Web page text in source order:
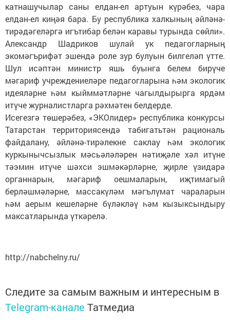
катнашучылар саны елдан-ел артуын күрәбез, чара
елдан-ел киңәя бара. Бу республика халкының әйләнә-
тирәдәгеләргә игътибар белән каравы турында сөйли».
Александр Шадриков шулай ук педагогларның
экомәгърифәт эшендә роле зур булуын билгеләп үтте.
Шул исәптән министр яшь буынга белем бирүче
мәгариф учреждениеләре педагогларына һәм экологик
идеяләрне һәм кыйммәтләрне чагылдырырга ярдәм
итүче журналистларга рәхмәтен белдерде.
Исегезгә төшерәбез, «ЭКОлидер» республика конкурсы
Татарстан территориясендә табигатьтән рациональ
файдалану, әйләнә-тирәлекне саклау һәм экологик
куркынычсызлык мәсьәләләрен нәтиҗәле хәл итүне
тәэмин итүче шәхси эшмәкәрләрне, җирле үзидарә
органнарын, мәгариф оешмаларын, иҗтимагый
берләшмәләрне, массакүләм мәгълүмат чараларын
һәм аерым кешеләрне бүләкләү һәм кызыксындыру
максатларында үткәрелә.
http://nabchelny.ru/
Следите за самым важным и интересным в
Telegram-канале Татмедиа